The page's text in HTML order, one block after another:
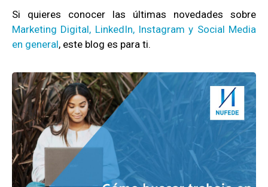
Si quieres conocer las últimas novedades sobre
Marketing Digital, LinkedIn, Instagram y Social Media
en general, este blog es para ti.